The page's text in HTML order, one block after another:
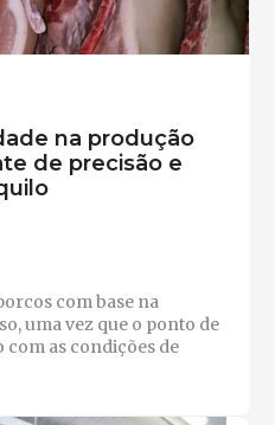
na produção
de precisão e
com base na
uma vez que o ponto de
as condições de